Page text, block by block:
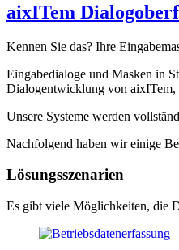
aixITem
Kennen Sie das? Ihre
Eingabedialoge und Masken in
Dialogentwicklung von aixITem,
Unsere Systeme werden
Nachfolgend haben wir einige
Lösungsszenarien
Es gibt viele Möglichkeiten, die